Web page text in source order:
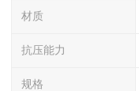
材质
抗压能力
规格